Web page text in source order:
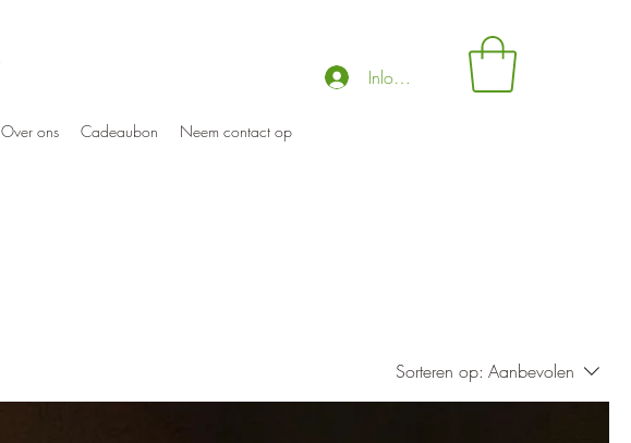
Inloggen
Over ons Cadeaubon Neem contact op
Sorteren op: Aanbevolen